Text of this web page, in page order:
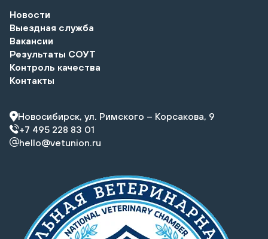
Новости
Выездная служба
Вакансии
Результаты СОУТ
Контроль качества
Контакты
Новосибирск, ул. Римского – Корсакова, 9
+7 495 228 83 01
hello@vetunion.ru